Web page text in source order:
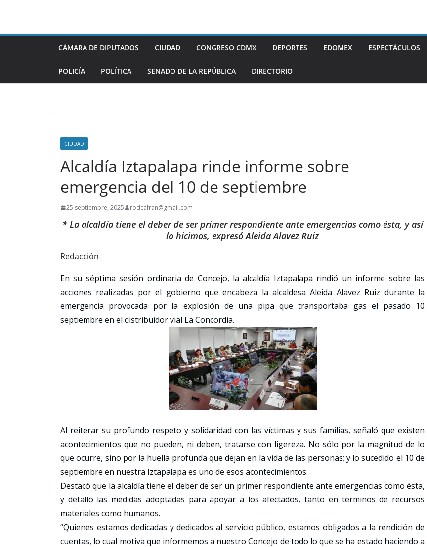
contenido
CÁMARA DE DIPUTADOS CIUDAD CONGRESO CDMX DEPORTES EDOMEX ESPECTÁCULOS
POLICÍA POLÍTICA SENADO DE LA REPÚBLICA DIRECTORIO
CIUDAD
Alcaldía Iztapalapa rinde informe sobre
emergencia del 10 de septiembre
25 septiembre, 2025 rodcafran@gmail.com
* La alcaldía tiene el deber de ser primer respondiente ante emergencias como ésta, y así
lo hicimos, expresó Aleida Alavez Ruiz
Redacción
En su séptima sesión ordinaria de Concejo, la alcaldía Iztapalapa rindió un informe sobre las
acciones realizadas por el gobierno que encabeza la alcaldesa Aleida Alavez Ruiz durante la
emergencia provocada por la explosión de una pipa que transportaba gas el pasado 10
septiembre en el distribuidor vial La Concordia.
Al reiterar su profundo respeto y solidaridad con las víctimas y sus familias, señaló que existen
acontecimientos que no pueden, ni deben, tratarse con ligereza. No sólo por la magnitud de lo
que ocurre, sino por la huella profunda que dejan en la vida de las personas; y lo sucedido el 10 de
septiembre en nuestra Iztapalapa es uno de esos acontecimientos.
Destacó que la alcaldía tiene el deber de ser un primer respondiente ante emergencias como ésta,
y detalló las medidas adoptadas para apoyar a los afectados, tanto en términos de recursos
materiales como humanos.
“Quienes estamos dedicadas y dedicados al servicio público, estamos obligados a la rendición de
cuentas, lo cual motiva que informemos a nuestro Concejo de todo lo que se ha estado haciendo a